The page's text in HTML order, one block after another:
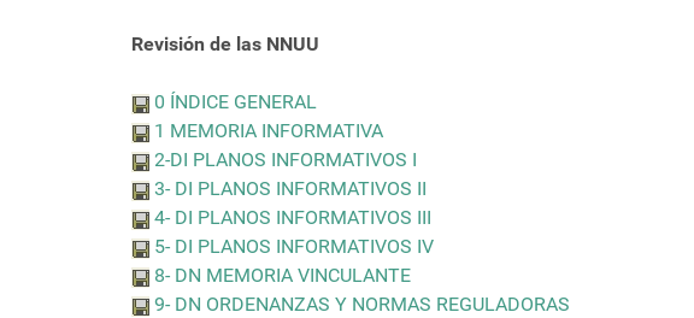
Revisión de las NNUU
0 ÍNDICE GENERAL
1 MEMORIA INFORMATIVA
2-DI PLANOS INFORMATIVOS I
3- DI PLANOS INFORMATIVOS II
4- DI PLANOS INFORMATIVOS III
5- DI PLANOS INFORMATIVOS IV
8- DN MEMORIA VINCULANTE
9- DN ORDENANZAS Y NORMAS REGULADORAS